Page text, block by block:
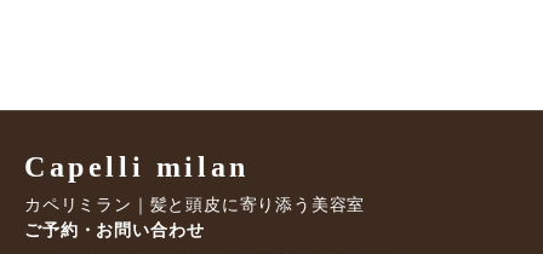
Capelli milan
カペリミラン｜髪と頭皮に寄り添う美容室
ご予約・お問い合わせ